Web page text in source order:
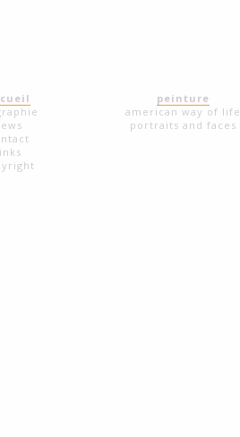
peinture
american way of life
portraits and faces